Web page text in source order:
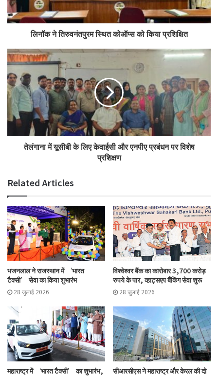
स्थिरता बढ़ाने पर विशेष ध्यान दिया जा रहा है।
भारत सरकार ने “संपूर्ण सरकारी दृष्टिकोण” के तहत 10 से अधिक मंत्रालयों की
15 योजनाओं को सहकारी समितियों के साथ जोड़ा है, जिससे ग्रामीण क्षेत्रों में आय
और अवसरों में वृद्धि हुई है। इसके अलावा, सहकारिता शिक्षा को बढ़ावा देने के लिए
इरमा आनंद को “त्रिभुवन सहकारिता विश्वविद्यालय” में बदलने का प्रस्ताव भी
संसद में पेश किया गया है।
बैठक में इस बात पर जोर दिया गया कि भारत में 8.2 लाख से अधिक सहकारी संस्थाएं
कार्यरत हैं, जिनकी सदस्य संख्या 30 करोड़ से अधिक है। वर्तमान में देश की 20%
आबादी सहकारिता क्षेत्र से जुड़ी हुई है, जो कृषि, ग्रामीण विकास और आर्थिक
समावेशन में महत्वपूर्ण भूमिका निभा रही है।
सचिव डॉ. आशीष कुमार भूटानी, प्रधानमंत्री के प्रधान सचिव डॉ. पी.के. मिश्रा,
“सहकार से समृद्धि” के लक्ष्य की दिशा में भारत सरकार लगातार आगे बढ़ रही है,
जिससे सहकारी आंदोलन को मजबूती मिलेगी और ग्रामीण अर्थव्यवस्था को सशक्त
बनाया जाएगा।
Tags cooperative Prime Minister Women Participation
लिनॉक ने तिरुवनंतपुरम स्थित कोऑप्स को किया प्रशिक्षित
तेलंगाना में यूसीबी के लिए केवाईसी और एनपीए प्रबंधन पर विशेष
प्रशिक्षण
Related Articles
भजनलाल ने राजस्थान में ‘भारत
टैक्सी’ सेवा का किया शुभारंभ
28 जुलाई 2026
विश्वेश्वर बैंक का कारोबार 3,700 करोड़
रुपये के पार, व्हाट्सएप बैंकिंग सेवा शुरू
28 जुलाई 2026
महाराष्ट्र में ‘भारत टैक्सी’ का शुभारंभ,
सीआरसीएस ने महाराष्ट्र और केरल की दो